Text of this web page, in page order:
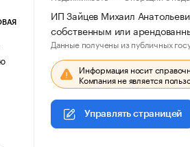
ИП Зайцев Михаил
собственным или
Данные получены из публичных
Информация носит
Компания не является
Управлять страницей